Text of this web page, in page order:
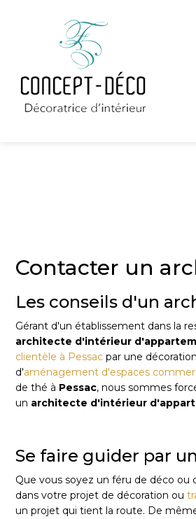
Contacter un
Les conseils d'un
Gérant d'un établissement dans la
architecte d'intérieur
clientèle à Pessac par une
d'aménagement d'espaces
de thé à Pessac, nous sommes
un architecte d'intérieur
Se faire guider par
Que vous soyez un féru de déco
dans votre projet de décoration ou
un projet qui tient la route. De